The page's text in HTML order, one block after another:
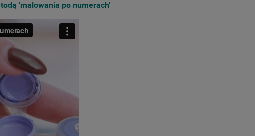
'malowania po numerach'